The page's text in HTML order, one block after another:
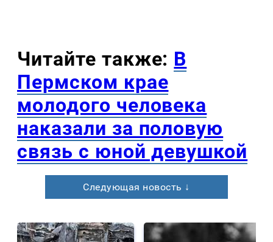
Читайте также: В
Пермском крае
молодого человека
наказали за половую
связь с юной девушкой
Следующая новость ↓